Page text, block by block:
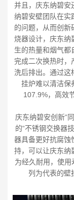
并且，庆东纳碧安
纳碧安壁团队在实
的问题，从而创新
烧器设计，庆东纳
生的热量和烟气都
完成二次换热时，
洗后排出。通过这
挂炉难以清洁保
107.9%，高效
庆东纳碧安创新“
的“不锈钢交换器
器具备更好抗腐蚀
持，可以让庆东纳
为经久耐用，使
列为代表的壁